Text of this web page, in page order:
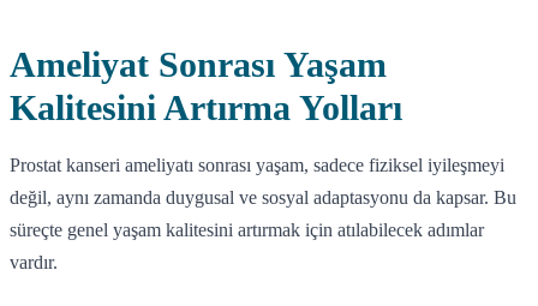
Ameliyat Sonrası Yaşam
Kalitesini Artırma Yolları
Prostat kanseri ameliyatı sonrası yaşam, sadece fiziksel iyileşmeyi
değil, aynı zamanda duygusal ve sosyal adaptasyonu da kapsar. Bu
süreçte genel yaşam kalitesini artırmak için atılabilecek adımlar
vardır.